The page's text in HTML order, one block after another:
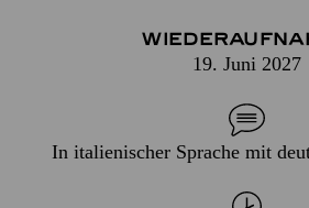
19. Juni 2027
In italienischer Sprache mit